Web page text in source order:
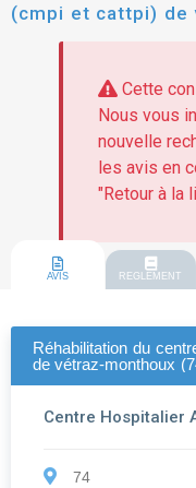
(cmpi et cattpi) de
amélioration du
acoustique, mise
lots 01, 04, 11, 12
Cette
Nous vous
nouvelle
les avis en
"Retour à la
AVIS REGLEMENT
Réhabilitation du
de vétraz-monthoux
Centre Hospitalier
74